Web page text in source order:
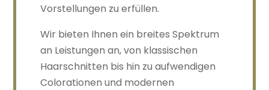
Vorstellungen zu erfüllen.
Wir bieten Ihnen ein breites Spektrum
an Leistungen an, von klassischen
Haarschnitten bis hin zu aufwendigen
Colorationen und modernen